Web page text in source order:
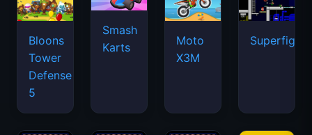
Bloons
Tower
Defense
5
Smash
Karts
Moto
X3M